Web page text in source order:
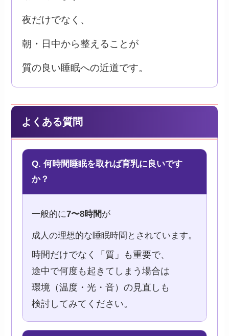
夜だけでなく、
朝・日中から整えることが
質の良い睡眠への近道です。
よくある質問
Q. 何時間睡眠を取れば育乳に良いです
か？
一般的に7〜8時間が
成人の理想的な睡眠時間とされています。
時間だけでなく「質」も重要で、
途中で何度も起きてしまう場合は
環境（温度・光・音）の見直しも
検討してみてください。